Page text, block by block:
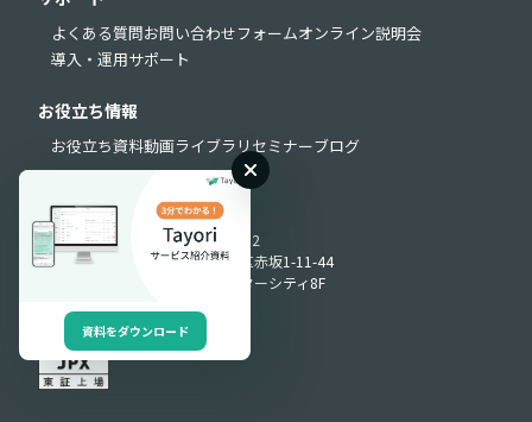
よくある質問お問い合わせフォームオンライン説明会
導入・運用サポート
お役立ち情報
お役立ち資料動画ライブラリセミナーブログ
Produced by
〒107-0052
東京都港区赤坂1-11-44
赤坂インターシティ8F
資料をダウンロード